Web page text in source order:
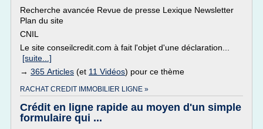
Recherche avancée Revue de presse Lexique Newsletter
Plan du site
CNIL
Le site conseilcredit.com à fait l'objet d'une déclaration...
[suite...]
→ 365 Articles (et 11 Vidéos) pour ce thème
RACHAT CREDIT IMMOBILIER LIGNE »
Crédit en ligne rapide au moyen d'un simple
formulaire qui ...